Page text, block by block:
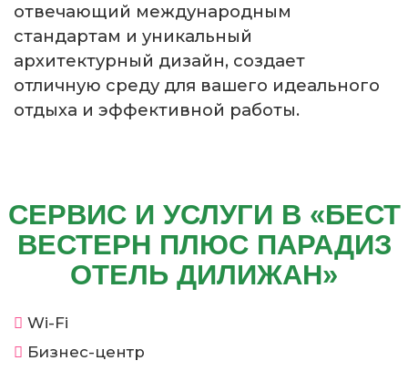
отвечающий международным
стандартам и уникальный
архитектурный дизайн, создает
отличную среду для вашего идеального
отдыха и эффективной работы.
СЕРВИС И УСЛУГИ В «БЕСТ
ВЕСТЕРН ПЛЮС ПАРАДИЗ
ОТЕЛЬ ДИЛИЖАН»
Wi-Fi
Бизнес-центр